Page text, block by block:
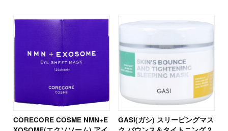
CORECORE COSME NMN+E
GASI(ガシ) スリーピングマス